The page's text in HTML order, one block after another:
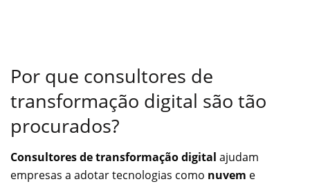
Por que consultores de
transformação digital são tão
procurados?
Consultores de transformação digital ajudam
empresas a adotar tecnologias como nuvem e